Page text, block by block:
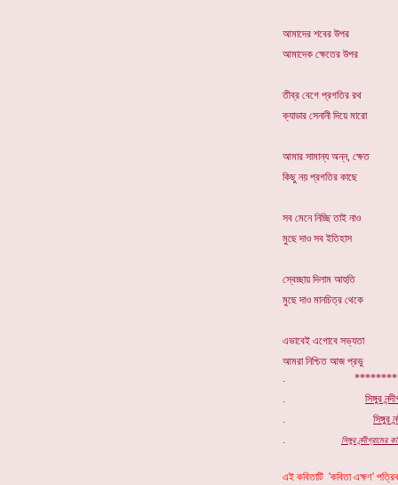
.
. সিঙ্গুর
. সিঙ্গুর
.
সিঙ্গুর
এই কবিতাটি 'কবিতা এক্ষণ'
আমাদের শবের উপর
আমাদেক ক্ষেতের উপর
তীব্র বেগে প্রগতির রথ
ক্যাডার সেনানী দিয়ে মারো
আমার সামান্য অন্ন, ক্ষেত
কিছু নয় প্রগতির কাছে
সব মেনে নিচ্ছি তাই নাও
মুছে দাও সব ইতিহাস
স্বেচ্ছায় দিলাম আহুতি
মুছে দাও মানচিত্র থেকে
এভাবেই এগোবে সভ্যতা
আমরা নিশ্চিত আজ প্রভু